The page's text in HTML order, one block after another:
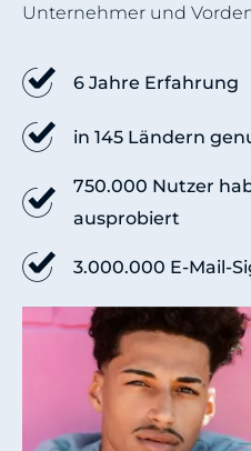
Unternehmer und
6 Jahre Erfahrung
in 145 Ländern
750.000 Nutzer
ausprobiert
3.000.000 E-Mail-